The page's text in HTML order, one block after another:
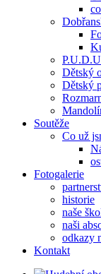
Dětský
Dětský
Soutěže
Co už
Fotogalerie
historie
naše
naši
odkazy
Kontakt